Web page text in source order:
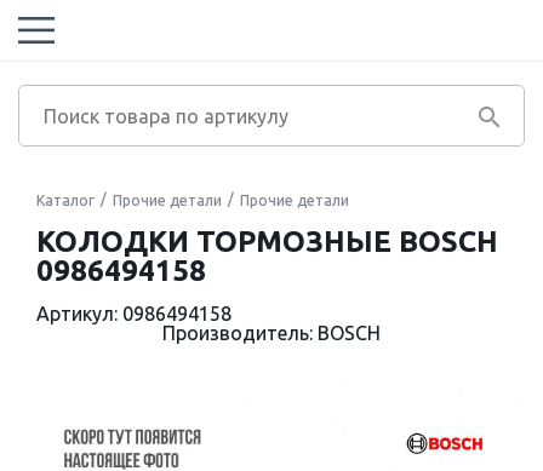
Каталог Прочие детали Прочие детали
КОЛОДКИ ТОРМОЗНЫЕ BOSCH
0986494158
Артикул: 0986494158
Производитель: BOSCH